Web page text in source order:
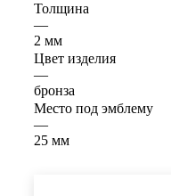
Толщина
—
2 мм
Цвет изделия
—
бронза
Место под эмблему
—
25 мм